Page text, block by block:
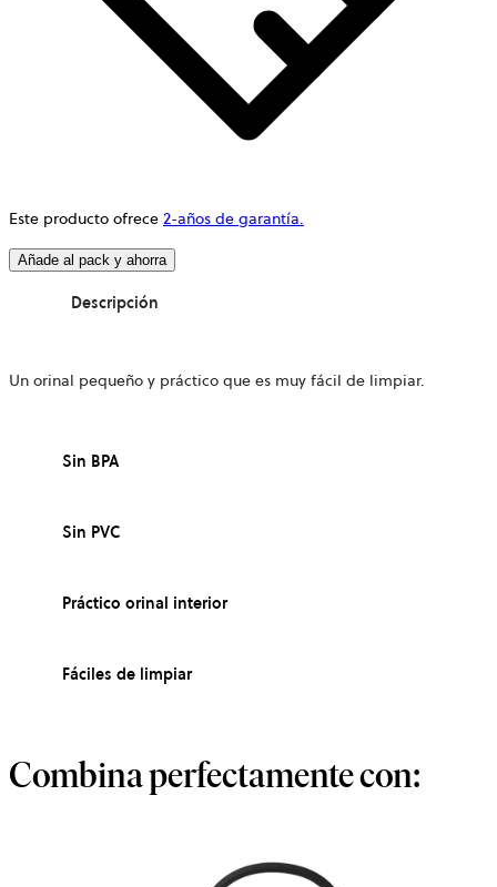
Este producto ofrece 2-años de garantía.
Añade al pack y ahorra
Descripción
Un orinal pequeño y práctico que es muy fácil de limpiar.
Sin BPA
Sin PVC
Práctico orinal interior
Fáciles de limpiar
Combina perfectamente con: